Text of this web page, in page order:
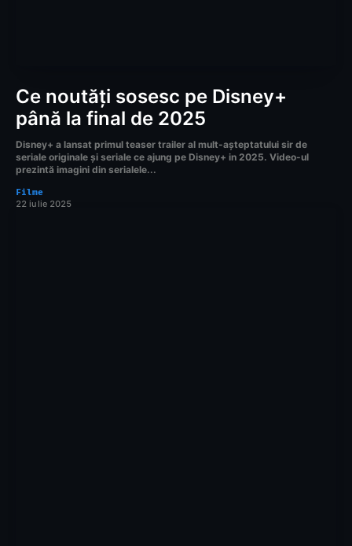
Ce noutăți sosesc pe Disney+
până la final de 2025
Disney+ a lansat primul teaser trailer al mult-așteptatului sir de
seriale originale și seriale ce ajung pe Disney+ in 2025. Video-ul
prezintă imagini din serialele...
Filme
22 iulie 2025